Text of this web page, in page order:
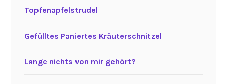
Topfenapfelstrudel
Gefülltes Paniertes Kräuterschnitzel
Lange nichts von mir gehört?